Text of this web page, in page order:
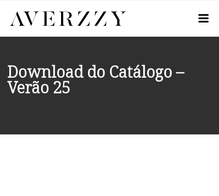
Download do Catálogo –
Verão 25